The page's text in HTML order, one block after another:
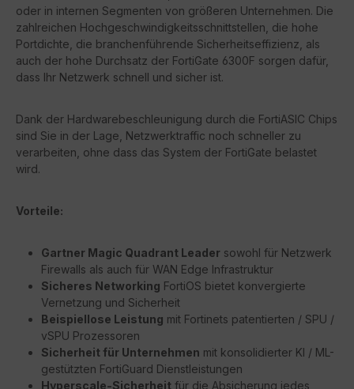
oder in internen Segmenten von größeren Unternehmen. Die
zahlreichen Hochgeschwindigkeitsschnittstellen, die hohe
Portdichte, die branchenführende Sicherheitseffizienz, als
auch der hohe Durchsatz der FortiGate 6300F sorgen dafür,
dass Ihr Netzwerk schnell und sicher ist.
Dank der Hardwarebeschleunigung durch die FortiASIC Chips
sind Sie in der Lage, Netzwerktraffic noch schneller zu
verarbeiten, ohne dass das System der FortiGate belastet
wird.
Vorteile:
Gartner Magic Quadrant Leader sowohl für Netzwerk
Firewalls als auch für WAN Edge Infrastruktur
Sicheres Networking FortiOS bietet konvergierte
Vernetzung und Sicherheit
Beispiellose Leistung mit Fortinets patentierten / SPU /
vSPU Prozessoren
Sicherheit für Unternehmen mit konsolidierter KI / ML-
gestützten FortiGuard Dienstleistungen
Hyperscale-Sicherheit für die Absicherung jedes